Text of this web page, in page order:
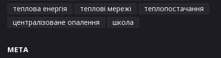
теплова енергія
теплові мережі
теплопостачання
централізоване опалення
школа
META